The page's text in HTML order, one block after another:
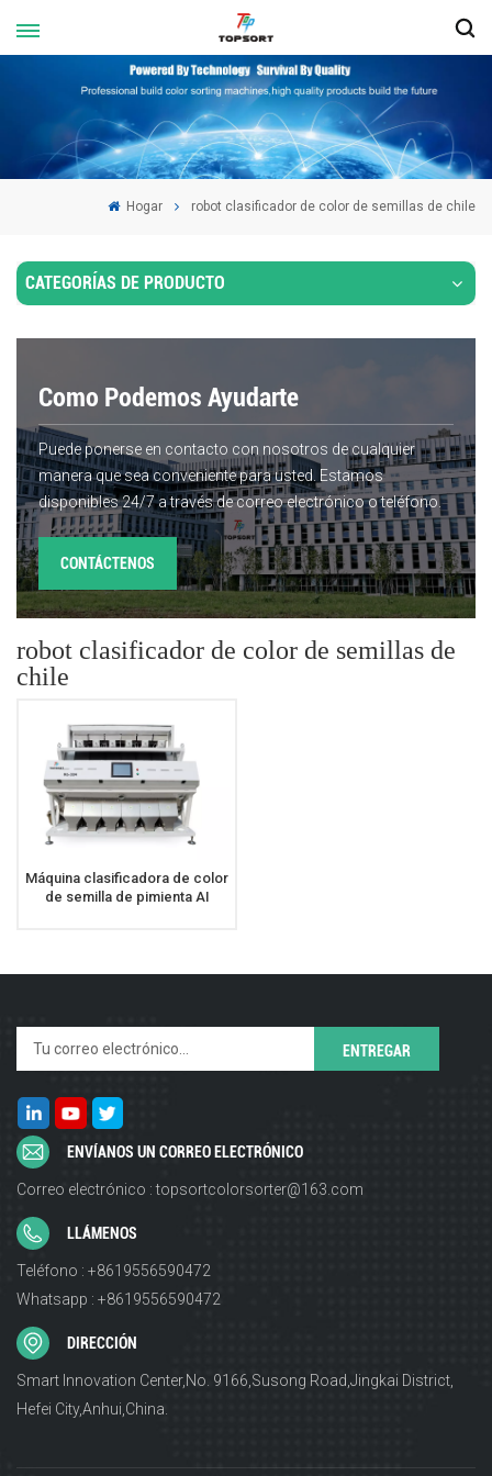
Hogar robot clasificador de color de semillas de chile
CATEGORÍAS DE PRODUCTO
Como Podemos Ayudarte
Puede ponerse en contacto con nosotros de cualquier
manera que sea conveniente para usted. Estamos
disponibles 24/7 a través de correo electrónico o teléfono.
CONTÁCTENOS
robot clasificador de color de semillas de
chile
Máquina clasificadora de color
de semilla de pimienta AI
ENVÍANOS UN CORREO ELECTRÓNICO
Correo electrónico : topsortcolorsorter@163.com
LLÁMENOS
Teléfono : +8619556590472
Whatsapp : +8619556590472
DIRECCIÓN
Smart Innovation Center,No. 9166,Susong Road,Jingkai District,
Hefei City,Anhui,China.